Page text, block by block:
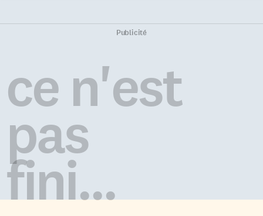
Publicité
ce n'est
pas
fini...